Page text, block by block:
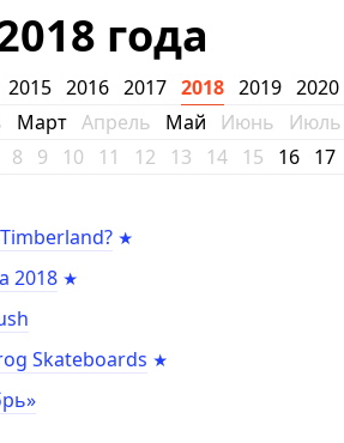
года
2015 2016 2017 2018 2019 2020
Март Апрель Май Июнь Июль
8 9 10 11 12 13 14 15 16 17
2018
Skateboards